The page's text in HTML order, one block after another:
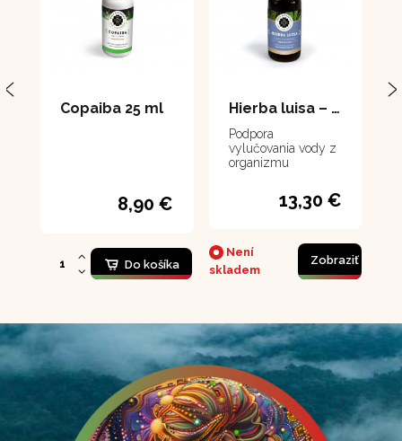
Copaiba 25 ml
8,90 €
Do košíka
Hierba luisa – extrakt 50 ml
Podpora
vylučovania vody z
organizmu
13,30 €
Není
skladem
Zobraziť